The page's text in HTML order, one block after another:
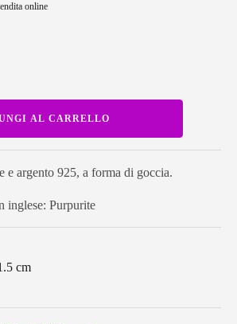
online
AL CARRELLO
e argento 925, a forma di goccia.
inglese: Purpurite
cm